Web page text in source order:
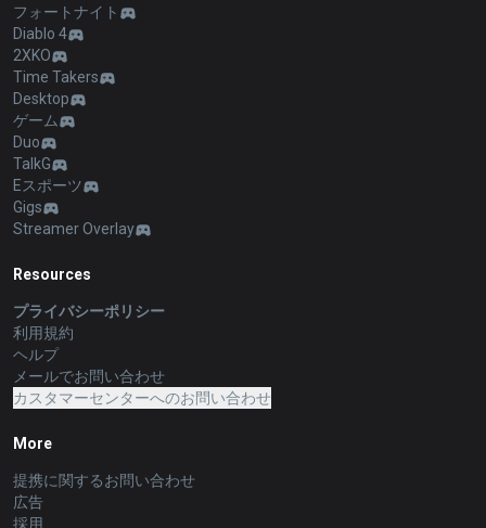
フォートナイト
Diablo 4
2XKO
Time Takers
Desktop
ゲーム
Duo
TalkG
Eスポーツ
Gigs
Streamer Overlay
Resources
プライバシーポリシー
利用規約
ヘルプ
メールでお問い合わせ
カスタマーセンターへのお問い合わせ
More
提携に関するお問い合わせ
広告
採用